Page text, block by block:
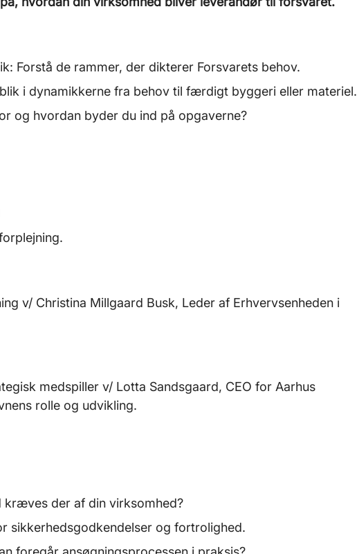
Forstå de rammer, der dikterer Forsvarets behov.
i dynamikkerne fra behov til færdigt byggeri eller materiel.
og hvordan byder du ind på opgaverne?
v/ Christina Millgaard Busk, Leder af Erhvervsenheden i
medspiller v/ Lotta Sandsgaard, CEO for Aarhus
rolle og udvikling.
kræves der af din virksomhed?
sikkerhedsgodkendelser og fortrolighed.